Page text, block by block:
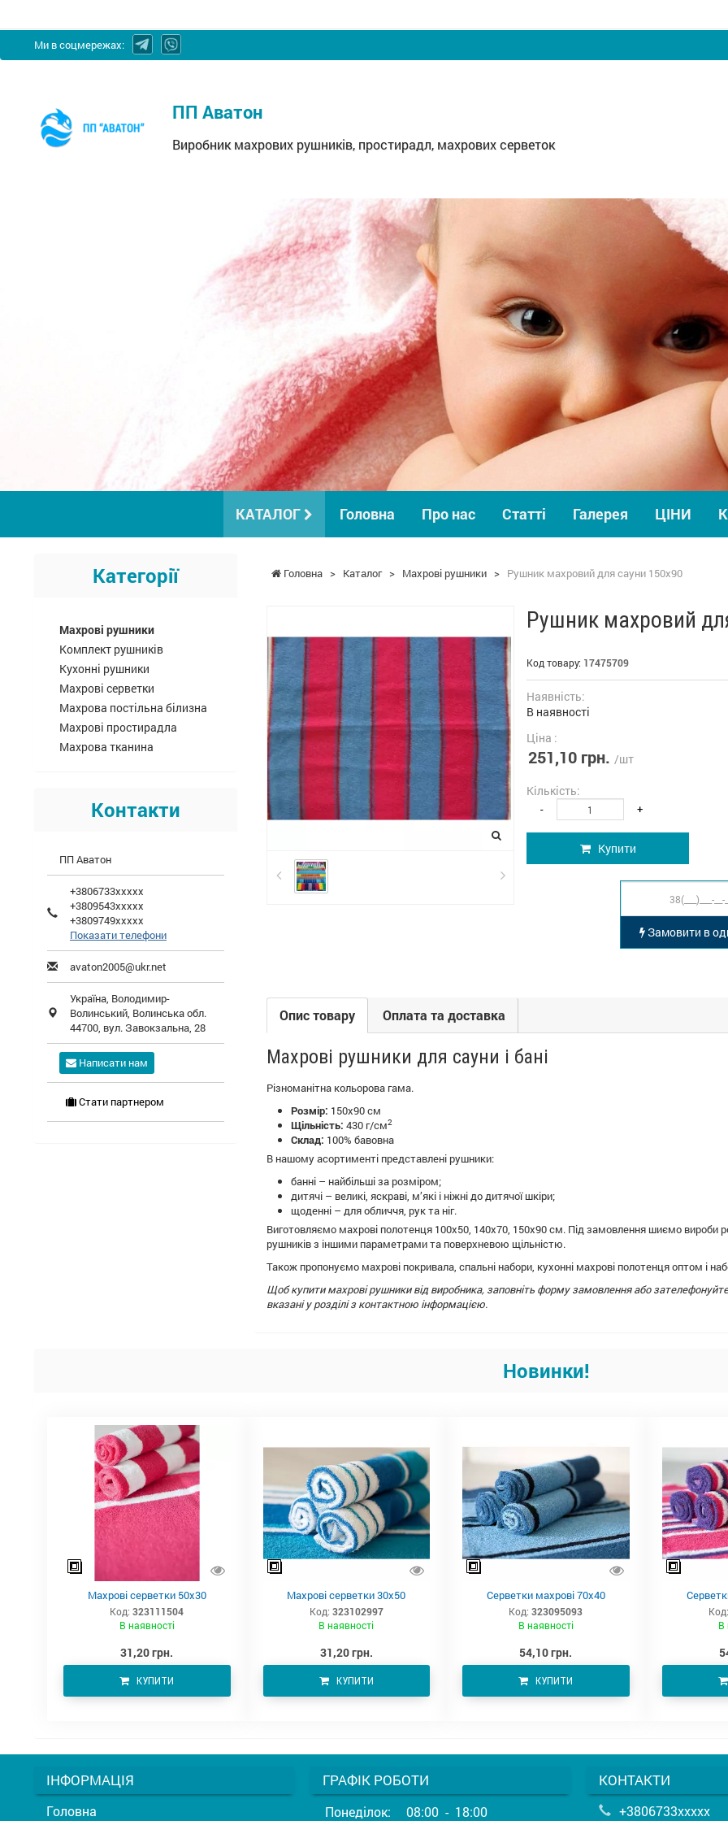
Ми в соцмережах:
Аватон
ПП Аватон
Виробник махрових рушників, простирадл, махрових серветок
КАТАЛОГ Головна Про нас Статті Галерея ЦІНИ
Головна > Каталог > Махрові рушники > Рушник махровий для сауни 150х90
Рушник махровий
Код товару: 17475709
Наявність:
В наявності
Ціна :
251,10 грн. /шт
Кількість:
- +
Купити
Замовити в
Опис товару Оплата та доставка
Махрові рушники для сауни і бані
Різноманітна кольорова гама.
Розмір: 150х90 см
Щільність: 430 г/см2
Склад: 100% бавовна
В нашому асортименті представлені рушники:
банні – найбільші за розміром;
дитячі – великі, яскраві, м’які і ніжні до дитячої шкіри;
щоденні – для обличчя, рук та ніг.
Виготовляємо махрові полотенця 100х50, 140х70, 150х90 см. Під замовлення шиємо
рушників з іншими параметрами та поверхневою щільністю.
Також пропонуємо махрові покривала, спальні набори, кухонні махрові полотенця оптом і
Щоб купити махрові рушники від виробника, заповніть форму замовлення або
вказані у розділі з контактною інформацією.
Категорії
Махрові рушники
Комплект рушників
Кухонні рушники
Махрові серветки
Махрова постільна білизна
Махрові простирадла
Махрова тканина
Контакти
ПП Аватон
+3806733xxxxx
+3809543xxxxx
+3809749xxxxx
Показати телефони
avaton2005@ukr.net
Україна, Володимир-
Волинський, Волинська обл.
44700, вул. Завокзальна, 28
Написати нам
Стати партнером
Новинки!
Махрові серветки 50х30
Код: 323111504
В наявності
31,20 грн.
КУПИТИ
Махрові серветки 30х50
Код: 323102997
В наявності
31,20 грн.
КУПИТИ
Серветки махрові 70х40
Код: 323095093
В наявності
54,10 грн.
КУПИТИ
Код:
В
ІНФОРМАЦІЯ
Головна
ГРАФІК РОБОТИ
Понеділок: 08:00 - 18:00
КОНТАКТИ
+3806733xxxxx